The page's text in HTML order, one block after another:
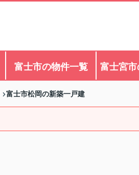
富士市の物件一覧 富士宮
富士市松岡の新築一戸建